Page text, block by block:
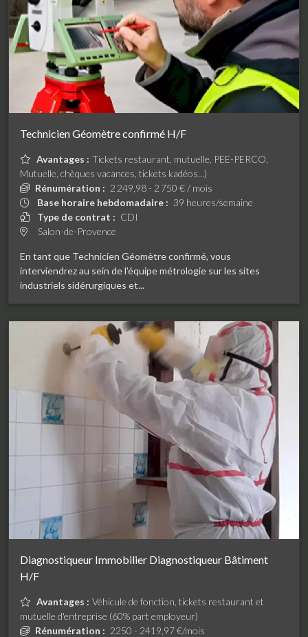
Technicien Géomètre confirmé H/F
Avantages : Tickets restaurant, mutuelle, PEE-PERCO,
Mutuelle, chèques vacances, tickets kadéos...)
Rénumération : 2 249,98 - 2 750 € / mois
Base horaire hebdomadaire : 39 heures/semaine
Type de contrat : CDI
Salon-de-Provence
En tant que Technicien Géomètre confirmé, vous
interviendrez au sein de l'équipe métrologie sur les sites
industriels sidérurgiques et...
Diagnostiqueur Immobilier Diagnostiqueur Bâtiment
H/F
Avantages : Véhicule de fonction, tickets restaurant et
mutuelle d'entreprise (60% part employeur)
Rénumération : 2250 - 2419,97 €/mois